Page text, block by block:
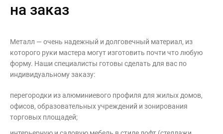
Дизайнерам
+7 (4012) 797-039
+7 (962) 257-27-70
Получить расчет
Оставить заявку
на заказ
Металл — очень надежный и долговечный материал, из
которого руки мастера могут изготовить почти что любую
форму. Наши специалисты готовы сделать для вас по
индивидуальному заказу:
перегородки из алюминиевого профиля для жилых домов,
офисов, образовательных учреждений и зонирования
торговых площадей;